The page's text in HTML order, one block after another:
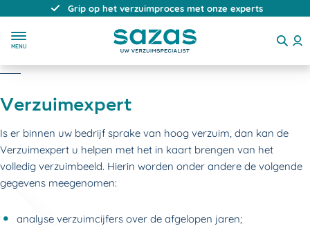
Grip op het verzuimproces met onze experts
MENU
Verzuimexpert
Is er binnen uw bedrijf sprake van hoog verzuim, dan kan de
Verzuimexpert u helpen met het in kaart brengen van het
volledig verzuimbeeld. Hierin worden onder andere de volgende
gegevens meegenomen:
analyse verzuimcijfers over de afgelopen jaren;